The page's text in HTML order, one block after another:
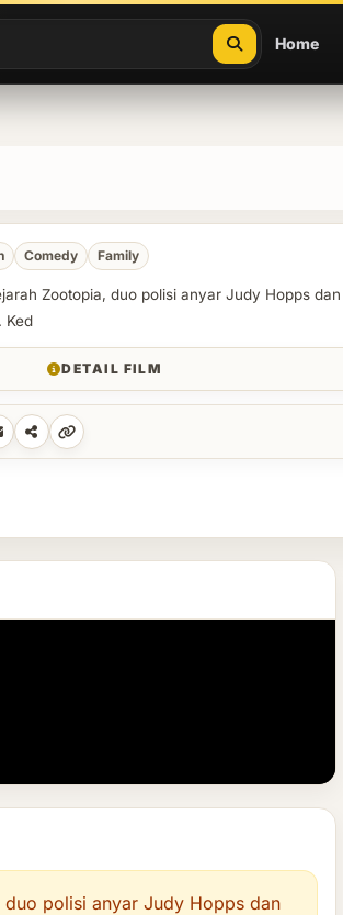
Home
Comedy Family
Zootopia, duo polisi anyar Judy Hopps
Ked
DETAIL FILM
polisi anyar Judy Hopps dan